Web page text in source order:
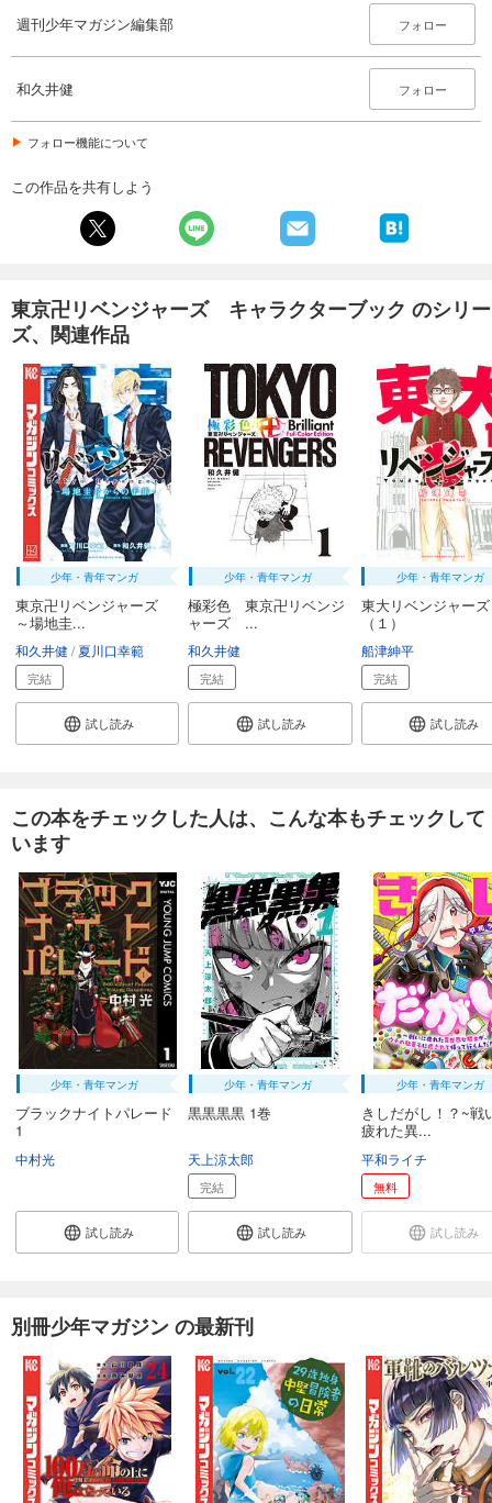
週刊少年マガジン編集部 フォロー
和久井健 フォロー
フォロー機能について
この作品を共有しよう
東京卍リベンジャーズ キャラクターブック のシリー
ズ、関連作品
少年・青年マンガ
東京卍リベンジャーズ
～場地圭...
和久井健 夏川口幸範
完結
試し読み
少年・青年マンガ
極彩色 東京卍リベンジ
ャーズ ...
和久井健
完結
試し読み
少年・青年マンガ
東大リベンジャーズ
（１）
船津紳平
完結
試し読み
この本をチェックした人は、こんな本もチェックして
います
少年・青年マンガ
ブラックナイトパレード
1
中村光
試し読み
少年・青年マンガ
黒黒黒黒 1巻
天上涼太郎
完結
試し読み
少年・青年マンガ
きしだがし！？~戦
疲れた異...
平和ライチ
無料
試し読み
別冊少年マガジン の最新刊